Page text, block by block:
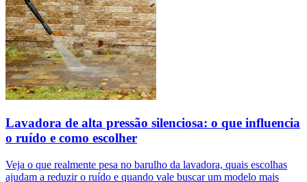
Lavadora de alta pressão silenciosa: o que influencia
o ruído e como escolher
Veja o que realmente pesa no barulho da lavadora, quais escolhas
ajudam a reduzir o ruído e quando vale buscar um modelo mais